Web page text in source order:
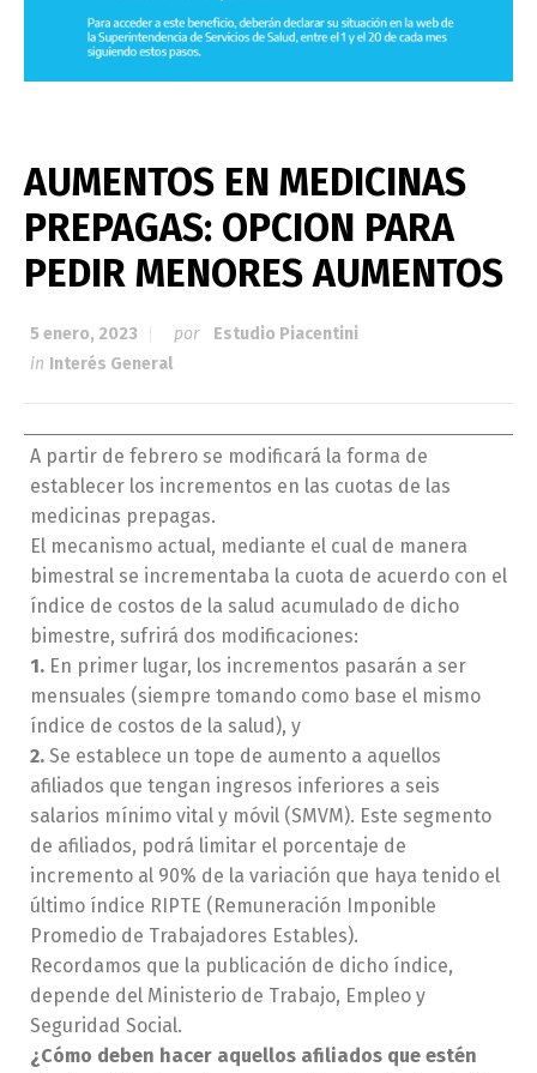
AUMENTOS EN MEDICINAS
PREPAGAS: OPCION PARA
PEDIR MENORES AUMENTOS
5 enero, 2023 por
Estudio Piacentini
in Interés General
A partir de febrero se modificará la forma de
establecer los incrementos en las cuotas de las
medicinas prepagas.
El mecanismo actual, mediante el cual de manera
bimestral se incrementaba la cuota de acuerdo con el
índice de costos de la salud acumulado de dicho
bimestre, sufrirá dos modificaciones:
1. En primer lugar, los incrementos pasarán a ser
mensuales (siempre tomando como base el mismo
índice de costos de la salud), y
2. Se establece un tope de aumento a aquellos
afiliados que tengan ingresos inferiores a seis
salarios mínimo vital y móvil (SMVM). Este segmento
de afiliados, podrá limitar el porcentaje de
incremento al 90% de la variación que haya tenido el
último índice RIPTE (Remuneración Imponible
Promedio de Trabajadores Estables).
Recordamos que la publicación de dicho índice,
depende del Ministerio de Trabajo, Empleo y
Seguridad Social.
¿Cómo deben hacer aquellos afiliados que estén